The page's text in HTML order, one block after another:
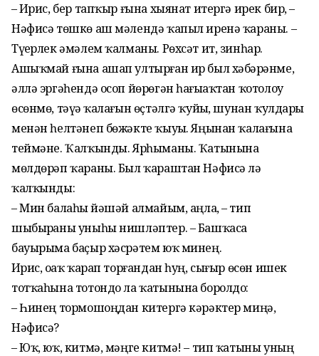
– Иҙрис, бер тапҡыр ғына хыянат итергә ирек бир, –
Нәфисә төшкө аш мәлендә ҡапыл иренә ҡараны. –
Түҙерлек әмәлем ҡалманы. Рөхсәт ит, зинһар.
Ашыҡмай ғына ашап ултырған ир был хәбәрҙәнме,
әллә эргәһендә осоп йөрөгән һағыҙаҡтан ҡотолоу
өсөнмө, тәүҙә ҡалағын өҫтәлгә ҡуйҙы, шунан ҡулдары
менән һелтәнеп бөжәкте ҡыуҙы. Яңынан ҡалағына
теймәне. Ҡалҡынды. Ярһыманы. Ҡатынына
мөлдөрәп ҡараны. Был ҡараштан Нәфисә лә
ҡалҡынды:
– Мин балаһыҙ йәшәй алмайым, аңла, – тип
шыбырҙаны уныһы нишләптер. – Башҡаса
бауырыма баҫыр хәсрәтем юҡ минең.
Иҙрис, оҙаҡ ҡарап торғандан һуң, сығыр өсөн ишек
тотҡаһына тотондо ла ҡатынына боролдо:
– Һинең тормошоңдан китергә кәрәктер миңә,
Нәфисә?
– Юҡ, юҡ, китмә, мәңге китмә! – тип ҡатыны уның